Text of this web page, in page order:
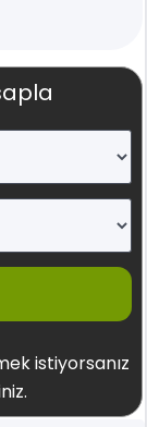
istiyorsanız